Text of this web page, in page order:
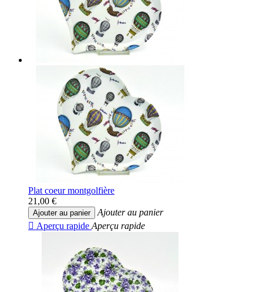
Plat coeur montgolfière
21,00 €
Ajouter au panier
Ajouter au panier
 Aperçu rapide Aperçu rapide